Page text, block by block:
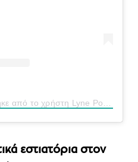
Η δημοσίευση κοινοποιήθηκε από το χρήστη Lyne Poirier (@barefoot66)
εστιατόρια στον